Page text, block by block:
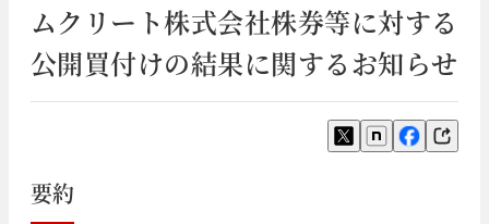
ムクリート株式会社株券等に対する
公開買付けの結果に関するお知らせ
要約